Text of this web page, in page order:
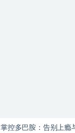
掌控多巴胺：告别上瘾